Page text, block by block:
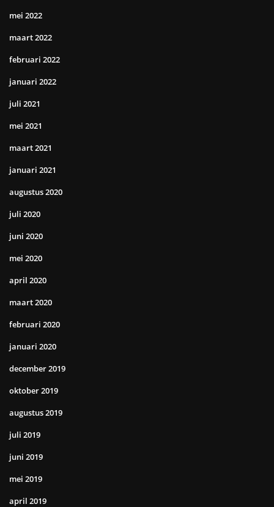
mei 2022
maart 2022
februari 2022
januari 2022
juli 2021
mei 2021
maart 2021
januari 2021
augustus 2020
juli 2020
juni 2020
mei 2020
april 2020
maart 2020
februari 2020
januari 2020
december 2019
oktober 2019
augustus 2019
juli 2019
juni 2019
mei 2019
april 2019